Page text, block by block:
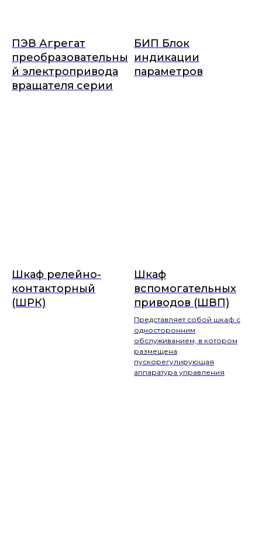
ПЭВ Агрегат
преобразовательны
й электропривода
вращателя серии
БИП Блок
индикации
параметров
Шкаф релейно-
контакторный
(ШРК)
Шкаф
вспомогательных
приводов (ШВП)
Представляет собой шкаф с
односторонним
обслуживанием, в котором
размещена
пускорегулирующая
аппаратура управления